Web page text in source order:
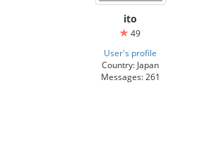
ito
49
User's profile
Country: Japan
Messages: 261